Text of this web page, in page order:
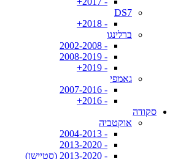
DS7
- 2018+
ברלינגו
- 2002-2008
- 2008-2019
- 2019+
גאמפי
- 2007-2016
- 2016+
סקודה
אוקטביה
- 2004-2013
- 2013-2020
- 2013-2020 (סטיישן)